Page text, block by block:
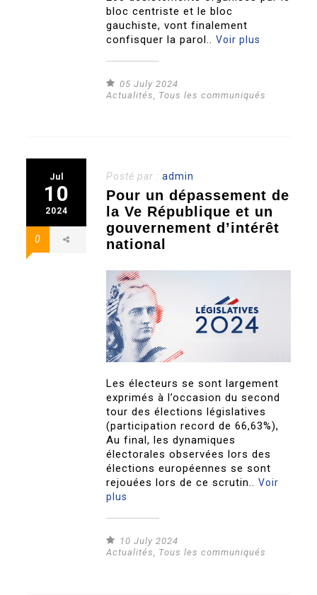
bloc centriste et le bloc
gauchiste, vont finalement
confisquer la parol..Voir plus
05 July 2024
Actualités, Tous les communiqués
Jul
10
2024
0
Posté par :admin
Pour un dépassement de
la Ve République et un
gouvernement d’intérêt
national
Les électeurs se sont largement
exprimés à l’occasion du second
tour des élections législatives
(participation record de 66,63%),
Au final, les dynamiques
électorales observées lors des
élections européennes se sont
rejouées lors de ce scrutin..Voir
plus
10 July 2024
Actualités, Tous les communiqués